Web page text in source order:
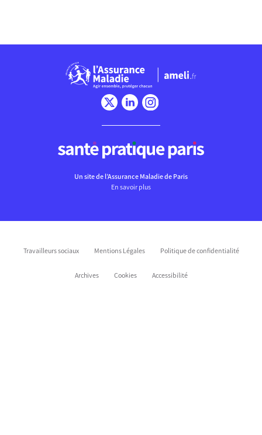
Un site de l’Assurance Maladie de Paris
En savoir plus
Travailleurs sociaux Mentions Légales Politique de confidentialité
Archives Cookies Accessibilité